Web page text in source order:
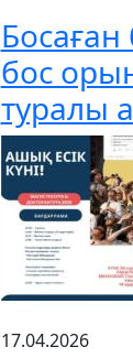
Босаған
бос
туралы
17.04.2026